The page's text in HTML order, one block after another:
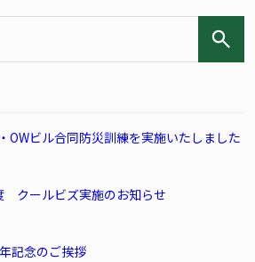
OWビル合同防災訓練を実施いたしました
クールビズ実施のお知らせ
記念のご挨拶